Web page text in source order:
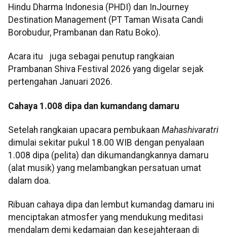
Hindu Dharma Indonesia (PHDI) dan InJourney
Destination Management (PT Taman Wisata Candi
Borobudur, Prambanan dan Ratu Boko).
Acara itu juga sebagai penutup rangkaian
Prambanan Shiva Festival 2026 yang digelar sejak
pertengahan Januari 2026.
Cahaya 1.008 dipa dan kumandang damaru
Setelah rangkaian upacara pembukaan Mahashivaratri
dimulai sekitar pukul 18.00 WIB dengan penyalaan
1.008 dipa (pelita) dan dikumandangkannya damaru
(alat musik) yang melambangkan persatuan umat
dalam doa.
Ribuan cahaya dipa dan lembut kumandag damaru ini
menciptakan atmosfer yang mendukung meditasi
mendalam demi kedamaian dan kesejahteraan di